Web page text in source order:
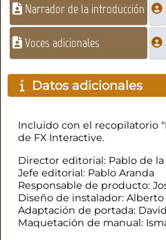
Narrador de la introducción
Voces adicionales
Datos adicionales
Incluido con el recopilatorio
de FX Interactive.
Director editorial: Pablo de la
Jefe editorial: Pablo Aranda
Responsable de producto:
Diseño de instalador: Alberto
Adaptación de portada:
Maquetación de manual: